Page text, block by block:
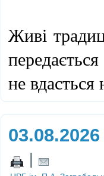
Живі
не
03.08.2026
|